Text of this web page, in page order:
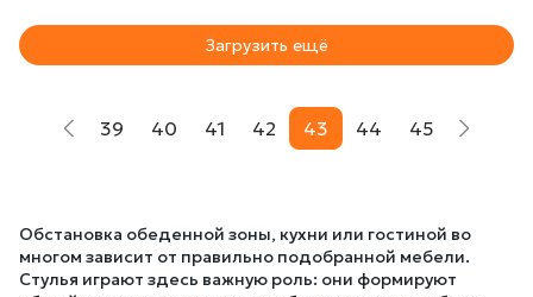
Загрузить ещё
39 40 41 42 43 44 45
Обстановка обеденной зоны, кухни или гостиной во
многом зависит от правильно подобранной мебели.
Стулья играют здесь важную роль: они формируют